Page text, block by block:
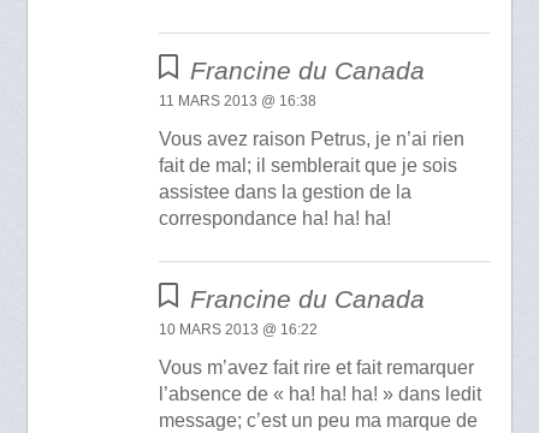
Francine du Canada
11 MARS 2013 @ 16:38
Vous avez raison Petrus, je n’ai rien
fait de mal; il semblerait que je sois
assistee dans la gestion de la
correspondance ha! ha! ha!
Francine du Canada
10 MARS 2013 @ 16:22
Vous m’avez fait rire et fait remarquer
l’absence de « ha! ha! ha! » dans ledit
message; c’est un peu ma marque de